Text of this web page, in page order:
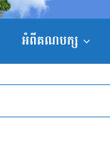
អំពីគណបក្ស